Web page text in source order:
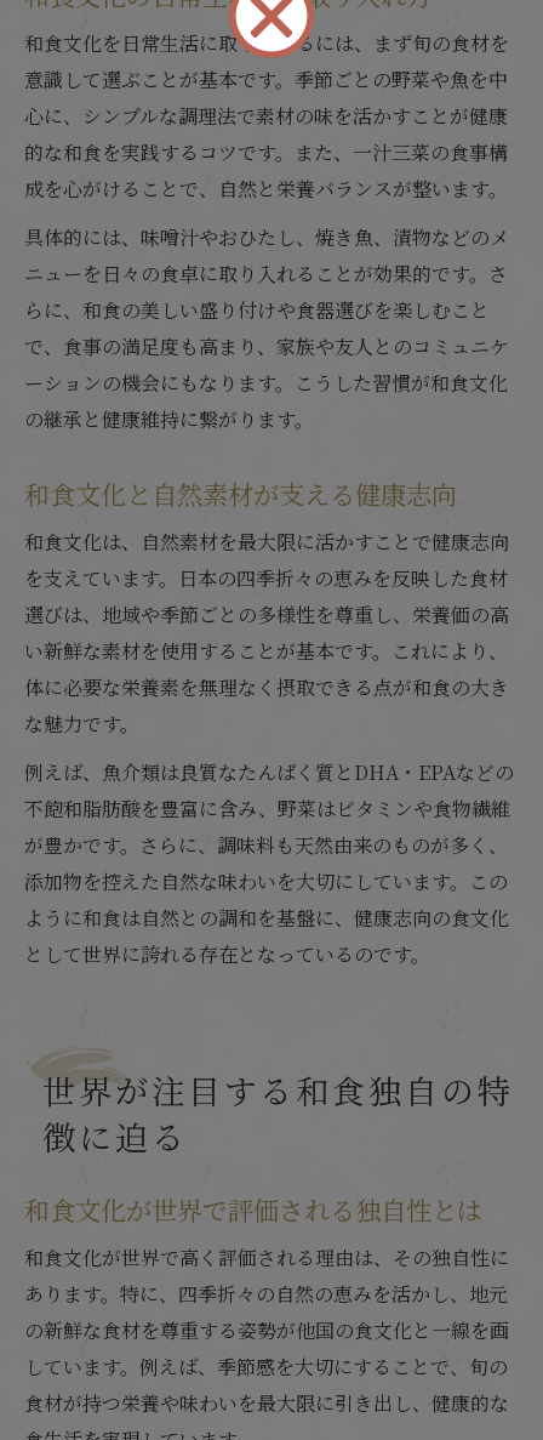
和食文化を日常生活に取り入れるには、まず旬の食材を
意識して選ぶことが基本です。季節ごとの野菜や魚を中
心に、シンプルな調理法で素材の味を活かすことが健康
的な和食を実践するコツです。また、一汁三菜の食事構
成を心がけることで、自然と栄養バランスが整います。
具体的には、味噌汁やおひたし、焼き魚、漬物などのメ
ニューを日々の食卓に取り入れることが効果的です。さ
らに、和食の美しい盛り付けや食器選びを楽しむこと
で、食事の満足度も高まり、家族や友人とのコミュニケ
ーションの機会にもなります。こうした習慣が和食文化
の継承と健康維持に繋がります。
和食文化と自然素材が支える健康志向
和食文化は、自然素材を最大限に活かすことで健康志向
を支えています。日本の四季折々の恵みを反映した食材
選びは、地域や季節ごとの多様性を尊重し、栄養価の高
い新鮮な素材を使用することが基本です。これにより、
体に必要な栄養素を無理なく摂取できる点が和食の大き
な魅力です。
例えば、魚介類は良質なたんぱく質とDHA・EPAなどの
不飽和脂肪酸を豊富に含み、野菜はビタミンや食物繊維
が豊かです。さらに、調味料も天然由来のものが多く、
添加物を控えた自然な味わいを大切にしています。この
ように和食は自然との調和を基盤に、健康志向の食文化
として世界に誇れる存在となっているのです。
世界が注目する和食独自の特
徴に迫る
和食文化が世界で評価される独自性とは
和食文化が世界で高く評価される理由は、その独自性に
あります。特に、四季折々の自然の恵みを活かし、地元
の新鮮な食材を尊重する姿勢が他国の食文化と一線を画
しています。例えば、季節感を大切にすることで、旬の
食材が持つ栄養や味わいを最大限に引き出し、健康的な